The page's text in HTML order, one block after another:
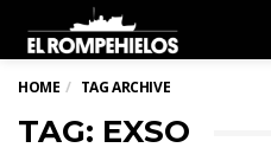
HOME TAG ARCHIVE
TAG: EXSO